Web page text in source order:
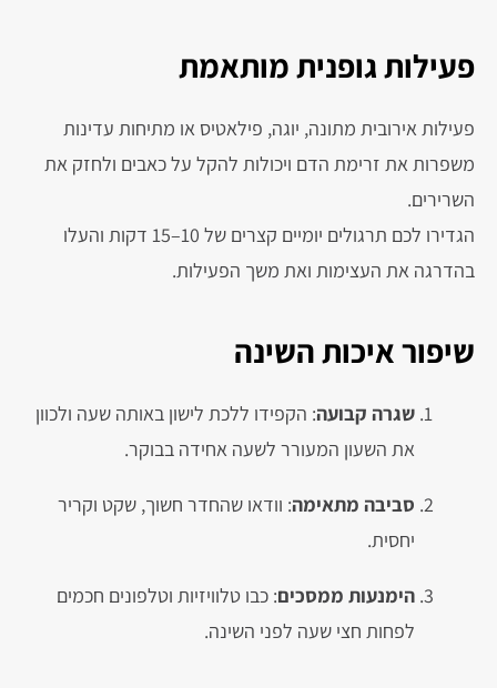
פעילות גופנית מותאמת
פעילות אירובית מתונה, יוגה, פילאטיס או מתיחות עדינות
משפרות את זרימת הדם ויכולות להקל על כאבים ולחזק את
השרירים.
הגדירו לכם תרגולים יומיים קצרים של 10–15 דקות והעלו
בהדרגה את העצימות ואת משך הפעילות.
שיפור איכות השינה
שגרה קבועה: הקפידו ללכת לישון באותה שעה ולכוון
את השעון המעורר לשעה אחידה בבוקר.
סביבה מתאימה: וודאו שהחדר חשוך, שקט וקריר
יחסית.
הימנעות ממסכים: כבו טלוויזיות וטלפונים חכמים
לפחות חצי שעה לפני השינה.